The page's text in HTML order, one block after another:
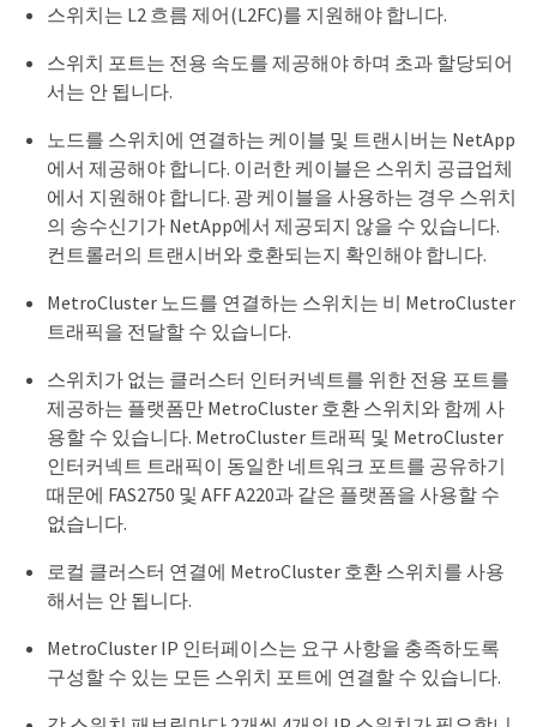
스위치는 L2 흐름 제어(L2FC)를 지원해야 합니다.
스위치 포트는 전용 속도를 제공해야 하며 초과 할당되어
서는 안 됩니다.
노드를 스위치에 연결하는 케이블 및 트랜시버는 NetApp
에서 제공해야 합니다. 이러한 케이블은 스위치 공급업체
에서 지원해야 합니다. 광 케이블을 사용하는 경우 스위치
의 송수신기가 NetApp에서 제공되지 않을 수 있습니다.
컨트롤러의 트랜시버와 호환되는지 확인해야 합니다.
MetroCluster 노드를 연결하는 스위치는 비 MetroCluster
트래픽을 전달할 수 있습니다.
스위치가 없는 클러스터 인터커넥트를 위한 전용 포트를
제공하는 플랫폼만 MetroCluster 호환 스위치와 함께 사
용할 수 있습니다. MetroCluster 트래픽 및 MetroCluster
인터커넥트 트래픽이 동일한 네트워크 포트를 공유하기
때문에 FAS2750 및 AFF A220과 같은 플랫폼을 사용할 수
없습니다.
로컬 클러스터 연결에 MetroCluster 호환 스위치를 사용
해서는 안 됩니다.
MetroCluster IP 인터페이스는 요구 사항을 충족하도록
구성할 수 있는 모든 스위치 포트에 연결할 수 있습니다.